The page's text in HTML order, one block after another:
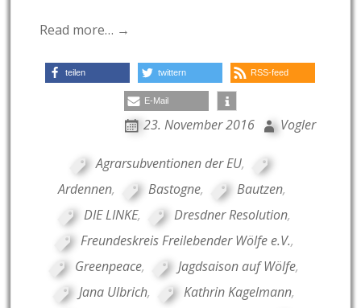
Read more… →
teilen twittern RSS-feed
E-Mail
23. November 2016 Vogler
Agrarsubventionen der EU,
Ardennen, Bastogne, Bautzen,
DIE LINKE, Dresdner Resolution,
Freundeskreis Freilebender Wölfe e.V.,
Greenpeace, Jagdsaison auf Wölfe,
Jana Ulbrich, Kathrin Kagelmann,